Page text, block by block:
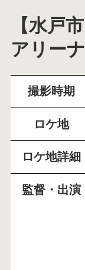
【水戸
アリーナ
撮影時期
ロケ地
ロケ地詳細
監督・出演